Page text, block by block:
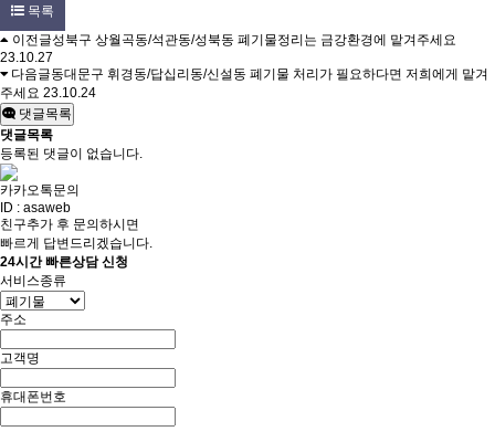
목록
이전글성북구 상월곡동/석관동/성북동 폐기물정리는 금강환경에 맡겨주세요
23.10.27
다음글동대문구 휘경동/답십리동/신설동 폐기물 처리가 필요하다면 저희에게 맡겨
주세요 23.10.24
댓글목록
댓글목록
등록된 댓글이 없습니다.
카카오톡문의
ID : asaweb
친구추가 후 문의하시면
빠르게 답변드리겠습니다.
24시간 빠른상담 신청
서비스종류
주소
고객명
휴대폰번호